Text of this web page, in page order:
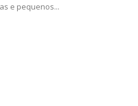
e pequenos...